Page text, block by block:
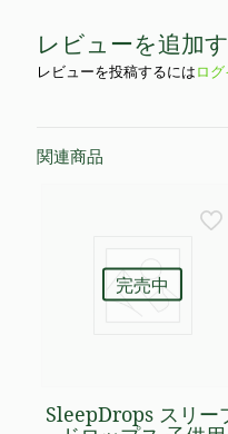
レビューを追加
レビューを投稿するにはロ
関連商品
完売中
SleepDrops スリー